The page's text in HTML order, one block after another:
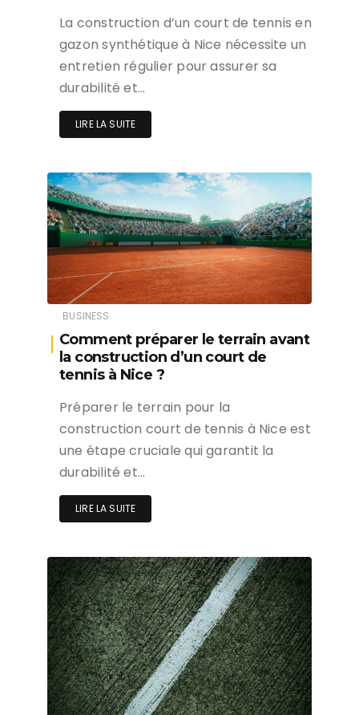
La construction d’un court de tennis en
gazon synthétique à Nice nécessite un
entretien régulier pour assurer sa
durabilité et…
LIRE LA SUITE
BUSINESS
Comment préparer le terrain avant
la construction d’un court de
tennis à Nice ?
Préparer le terrain pour la
construction court de tennis à Nice est
une étape cruciale qui garantit la
durabilité et…
LIRE LA SUITE